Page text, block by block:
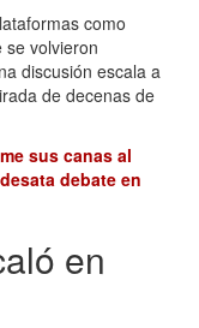
como
se volvieron
discusión escala a
de decenas de
sus canas al
debate en
en